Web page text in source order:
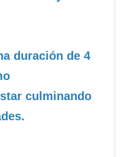
duración de 4
culminando